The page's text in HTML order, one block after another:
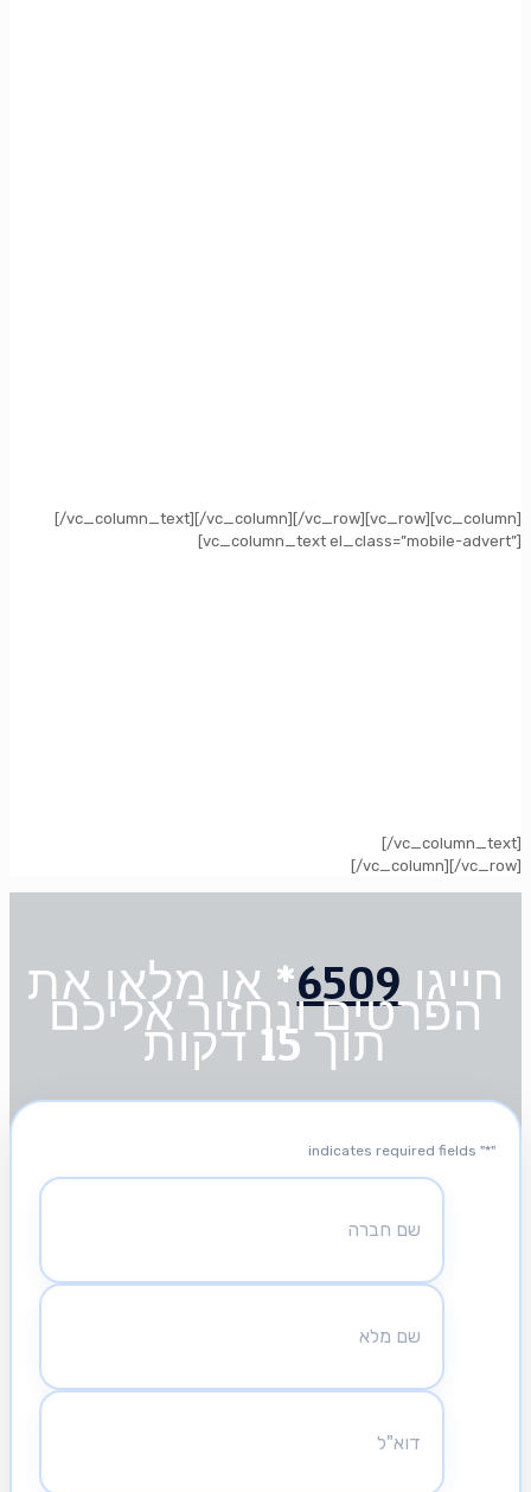
[/vc_column_text][/vc_column][/vc_row][vc_row][vc_column]
[vc_column_text el_class=”mobile-advert”]
[/vc_column_text]
[/vc_column][/vc_row]
חייגו 6509* או מלאו את
הפרטים ונחזור אליכם
תוך 15 דקות
"
*
" indicates required fields